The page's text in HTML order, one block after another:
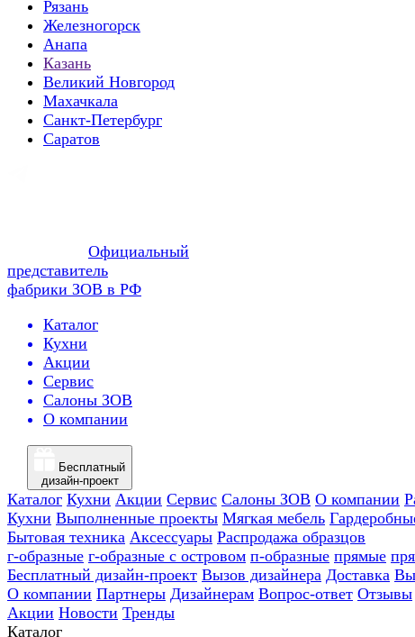
Рязань
Железногорск
Анапа
Казань
Великий Новгород
Махачкала
Санкт-Петербург
Саратов
Официальный
представитель
фабрики ЗОВ в РФ
Каталог
Кухни
Акции
Сервис
Салоны ЗОВ
О компании
Бесплатный
дизайн-проект
Каталог Кухни Акции Сервис Салоны ЗОВ О компании
Кухни Выполненные проекты Мягкая мебель
Бытовая техника Аксессуары Распродажа образцов
г-образные г-образные с островом п-образные прямые
Бесплатный дизайн-проект Вызов дизайнера Доставка
О компании Партнеры Дизайнерам Вопрос-ответ Отзывы
Акции Новости Тренды
Каталог